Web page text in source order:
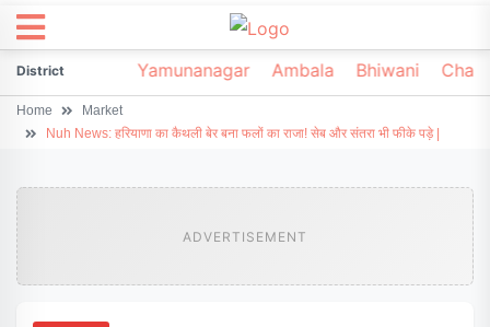
DistrictSonipat Yamunanagar Ambala Bhiwani
Home
Market
Nuh News: हरियाणा का कैथली बेर बना फलों का राजा! सेब और संतरा भी फीके पड़े |
ADVERTISEMENT